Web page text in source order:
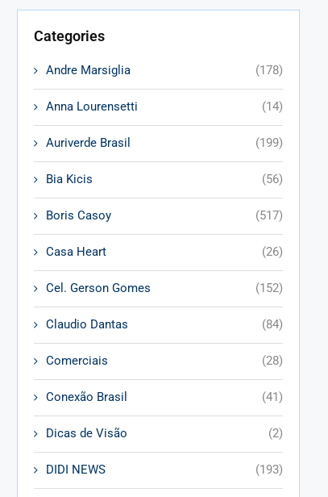
Categories
Andre Marsiglia (178)
Anna Lourensetti (14)
Auriverde Brasil (199)
Bia Kicis (56)
Boris Casoy (517)
Casa Heart (26)
Cel. Gerson Gomes (152)
Claudio Dantas (84)
Comerciais (28)
Conexão Brasil (41)
Dicas de Visão (2)
DIDI NEWS (193)